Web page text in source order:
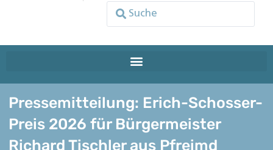
Pressemitteilung: Erich-Schosser-
Preis 2026 für Bürgermeister
Richard Tischler aus Pfreimd